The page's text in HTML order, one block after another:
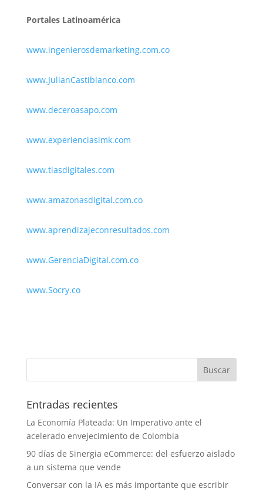
Portales Latinoamérica
www.ingenierosdemarketing.com.co
www.JulianCastiblanco.com
www.deceroasapo.com
www.experienciasimk.com
www.tiasdigitales.com
www.amazonasdigital.com.co
www.aprendizajeconresultados.com
www.GerenciaDigital.com.co
www.Socry.co
Entradas recientes
La Economía Plateada: Un Imperativo ante el
acelerado envejecimiento de Colombia
90 días de Sinergia eCommerce: del esfuerzo aislado
a un sistema que vende
Conversar con la IA es más importante que escribir